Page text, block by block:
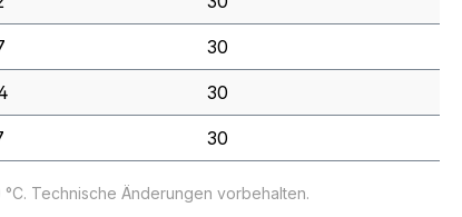
30
30
30
Technische Änderungen vorbehalten.